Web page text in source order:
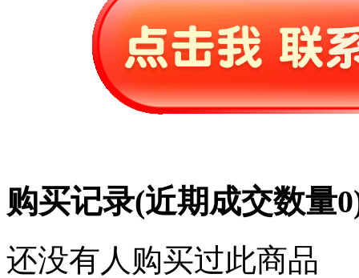
购买记录(近期成交数量0
还没有人购买过此商品